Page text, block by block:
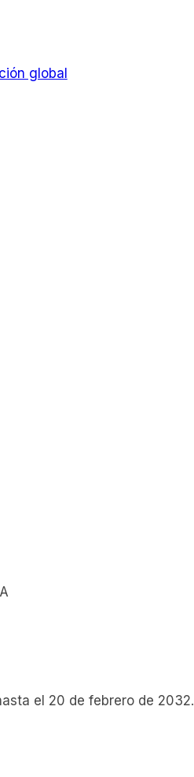
global
el 20 de febrero de 2032.